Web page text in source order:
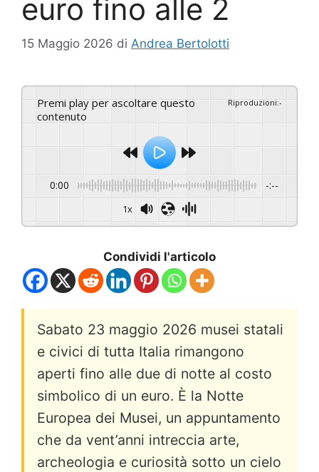
euro fino alle 2
15 Maggio 2026 di Andrea Bertolotti
Premi play per ascoltare questo
contenuto
Riproduzioni:-
0:00 -:--
1x
Condividi l'articolo
Sabato 23 maggio 2026 musei statali
e civici di tutta Italia rimangono
aperti fino alle due di notte al costo
simbolico di un euro. È la Notte
Europea dei Musei, un appuntamento
che da vent’anni intreccia arte,
archeologia e curiosità sotto un cielo